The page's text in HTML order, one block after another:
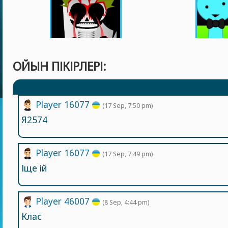
ОЙЫН ПІКІРЛЕРІ:
Player 46007 (8 Sep, 4:44 pm)
Клас
Player 16077 (17 Sep, 7:49 pm)
Іще ій
Player 16077 (17 Sep, 7:50 pm)
Я2574